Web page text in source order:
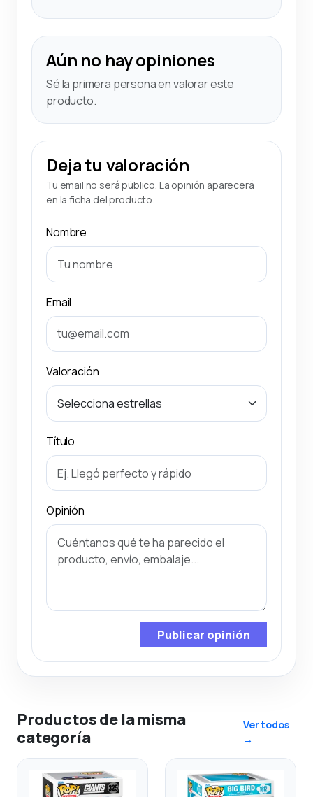
Aún no hay opiniones
Sé la primera persona en valorar este
producto.
Deja tu valoración
Tu email no será público. La opinión aparecerá
en la ficha del producto.
Nombre
Email
Valoración
Título
Opinión
Publicar opinión
Productos de la misma
categoría
Ver todos
→